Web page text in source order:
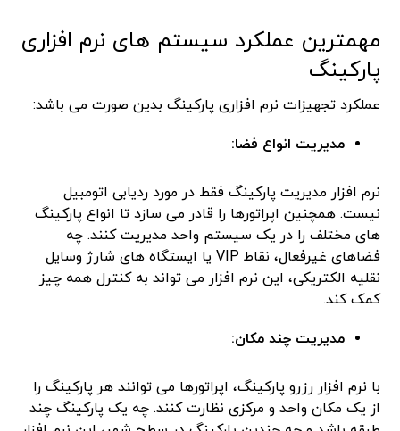
مهمترین عملکرد سیستم های نرم افزاری
پارکینگ
عملکرد تجهیزات نرم افزاری پارکینگ بدین صورت می باشد:
مدیریت انواع فضا:
نرم افزار مدیریت پارکینگ فقط در مورد ردیابی اتومبیل
نیست. همچنین اپراتورها را قادر می سازد تا انواع پارکینگ
های مختلف را در یک سیستم واحد مدیریت کنند. چه
فضاهای غیرفعال، نقاط VIP یا ایستگاه های شارژ وسایل
نقلیه الکتریکی، این نرم افزار می تواند به کنترل همه چیز
کمک کند.
مدیریت چند مکان:
با نرم افزار رزرو پارکینگ، اپراتورها می توانند هر پارکینگ را
از یک مکان واحد و مرکزی نظارت کنند. چه یک پارکینگ چند